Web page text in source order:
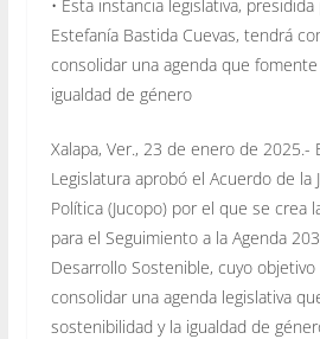
• Esta instancia legislativa,
Estefanía Bastida Cuevas, tendrá
consolidar una agenda que
igualdad de género
Xalapa, Ver., 23 de enero de 2025.-
Legislatura aprobó el Acuerdo de la
Política (Jucopo) por el que se crea
para el Seguimiento a la Agenda
Desarrollo Sostenible, cuyo
consolidar una agenda legislativa
sostenibilidad y la igualdad de